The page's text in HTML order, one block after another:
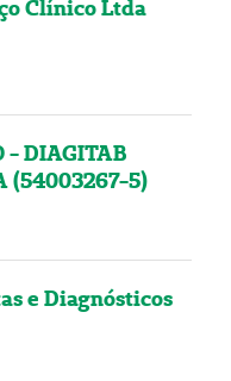
Clínico Ltda
- DIAGITAB
(54003267-5)
e Diagnósticos